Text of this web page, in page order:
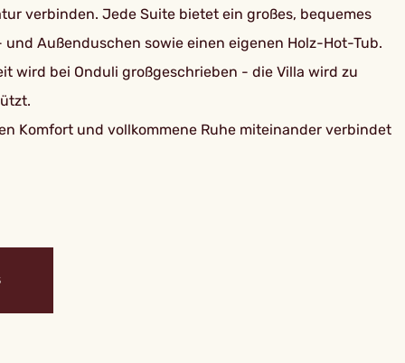
verbinden. Jede Suite bietet ein großes, bequemes
Außenduschen sowie einen eigenen Holz-Hot-Tub.
wird bei Onduli großgeschrieben - die Villa wird zu
Komfort und vollkommene Ruhe miteinander verbindet